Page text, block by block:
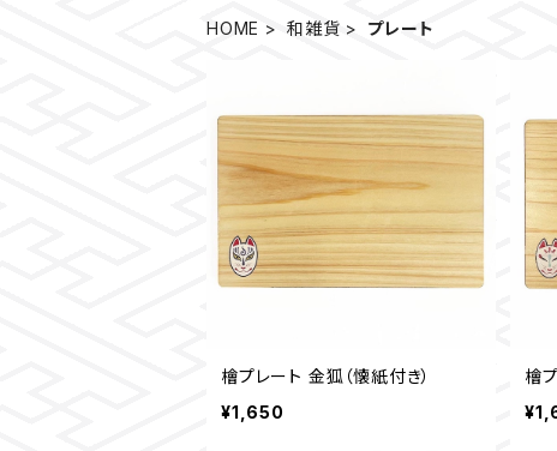
HOME 和雑貨 プレート
檜プレート 金狐（懐紙付き）
¥1,650
檜